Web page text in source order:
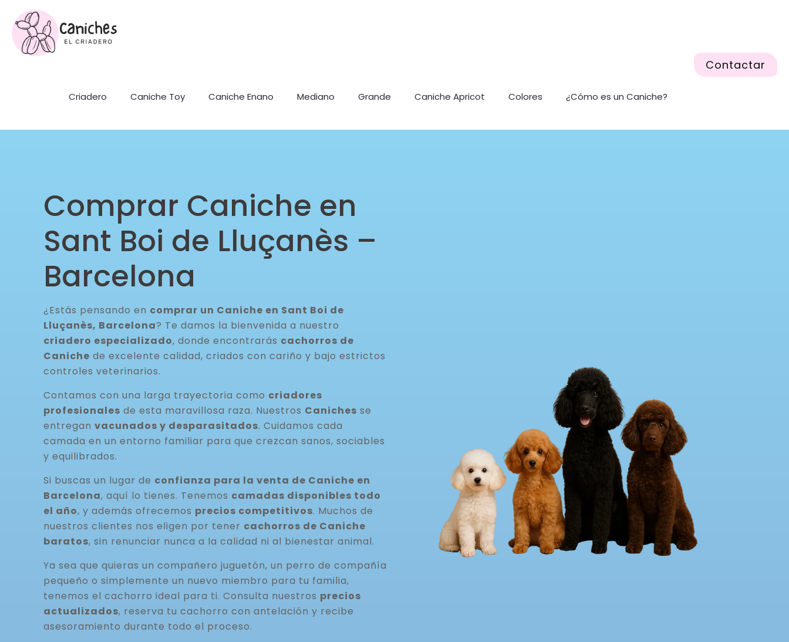
Criadero Caniche Toy Caniche Enano Mediano Grande Caniche Apricot Colores ¿Cómo es un Caniche?
Contactar
Comprar Caniche en
Sant Boi de Lluçanès –
Barcelona
¿Estás pensando en comprar un Caniche en Sant Boi de
Lluçanès, Barcelona? Te damos la bienvenida a nuestro
criadero especializado, donde encontrarás cachorros de
Caniche de excelente calidad, criados con cariño y bajo estrictos
controles veterinarios.
Contamos con una larga trayectoria como criadores
profesionales de esta maravillosa raza. Nuestros Caniches se
entregan vacunados y desparasitados. Cuidamos cada
camada en un entorno familiar para que crezcan sanos, sociables
y equilibrados.
Si buscas un lugar de confianza para la venta de Caniche en
Barcelona, aquí lo tienes. Tenemos camadas disponibles todo
el año, y además ofrecemos precios competitivos. Muchos de
nuestros clientes nos eligen por tener cachorros de Caniche
baratos, sin renunciar nunca a la calidad ni al bienestar animal.
Ya sea que quieras un compañero juguetón, un perro de compañía
pequeño o simplemente un nuevo miembro para tu familia,
tenemos el cachorro ideal para ti. Consulta nuestros precios
actualizados, reserva tu cachorro con antelación y recibe
asesoramiento durante todo el proceso.